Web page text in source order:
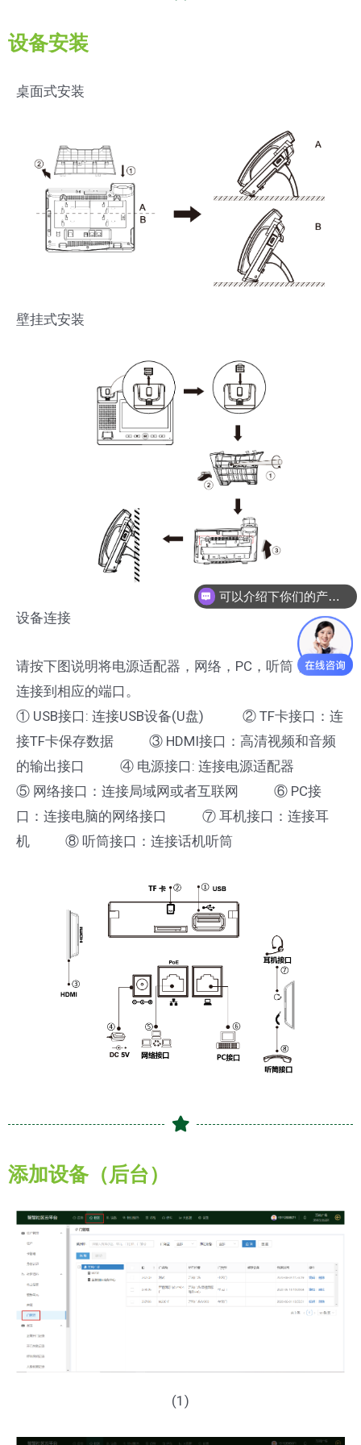
设备安装
桌面式安装
壁挂式安装
设备连接
请按下图说明将电源适配器，网络，PC，听筒，耳机
连接到相应的端口。
① USB接口: 连接USB设备(U盘) ② TF卡接口：连
接TF卡保存数据 ③ HDMI接口：高清视频和音频
的输出接口 ④ 电源接口: 连接电源适配器
⑤ 网络接口：连接局域网或者互联网 ⑥ PC接
口：连接电脑的网络接口 ⑦ 耳机接口：连接耳
机 ⑧ 听筒接口：连接话机听筒
添加设备（后台）
(1)
可以介绍下你们的产品么